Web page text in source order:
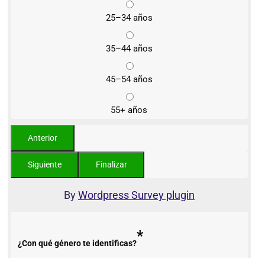
25–34 años
35–44 años
45–54 años
55+ años
ByWordpress Survey plugin
¿Con qué género te identificas?*